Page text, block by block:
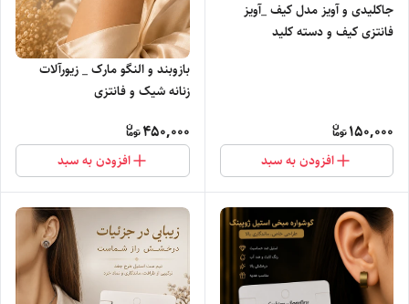
جاکلیدی و آویز مدل کیف _آویز
فانتزی کیف و دسته کلید
150,000
افزودن به سبد
بازوبند و النگو مارک _ زیورآلات
زنانه شیک و فانتزی
450,000
افزودن به سبد